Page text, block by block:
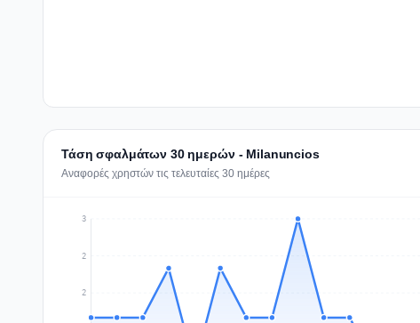
Τάση σφαλμάτων 30 ημερών - Milanuncios
Αναφορές χρηστών τις τελευταίες 30 ημέρες
2
2
3